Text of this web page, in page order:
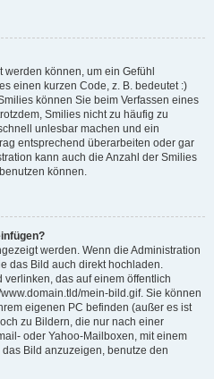
können, um ein Gefühl
einen kurzen Code, z. B. bedeutet :)
können Sie beim Verfassen eines
Smilies nicht zu häufig zu
unlesbar machen und ein
entsprechend überarbeiten oder gar
kann auch die Anzahl der Smilies
können.
werden. Wenn die Administration
das Bild auch direkt hochladen.
das auf einem öffentlich
mein-bild.gif. Sie können
eigenen PC befinden (außer es ist
zu Bildern, die nur nach einer
oder Yahoo-Mailboxen, mit einem
Bild anzuzeigen, benutze den